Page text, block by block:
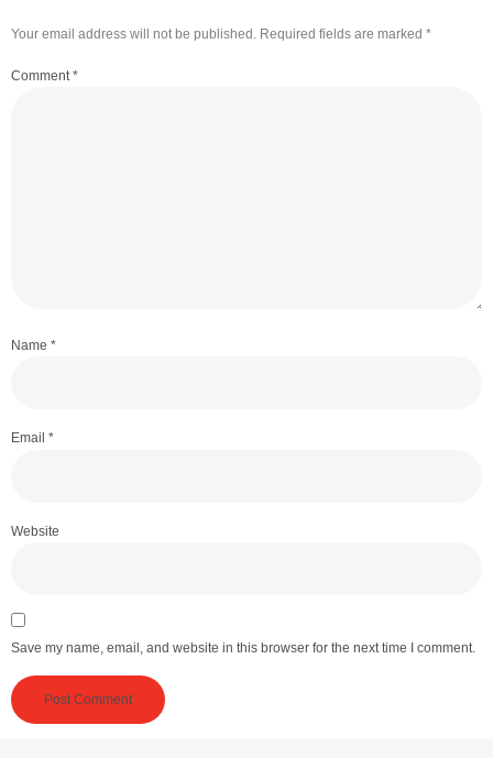
Your email address will not be published. Required fields are marked *
Comment *
Name *
Email *
Website
Save my name, email, and website in this browser for the next time I comment.